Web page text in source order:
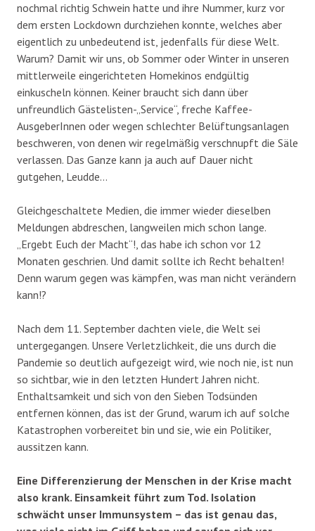
nochmal richtig Schwein hatte und ihre Nummer, kurz vor
dem ersten Lockdown durchziehen konnte, welches aber
eigentlich zu unbedeutend ist, jedenfalls für diese Welt.
Warum? Damit wir uns, ob Sommer oder Winter in unseren
mittlerweile eingerichteten Homekinos endgültig
einkuscheln können. Keiner braucht sich dann über
unfreundlich Gästelisten-„Service“, freche Kaffee-
AusgeberInnen oder wegen schlechter Belüftungsanlagen
beschweren, von denen wir regelmäßig verschnupft die Säle
verlassen. Das Ganze kann ja auch auf Dauer nicht
gutgehen, Leudde…
Gleichgeschaltete Medien, die immer wieder dieselben
Meldungen abdreschen, langweilen mich schon lange.
„Ergebt Euch der Macht“!, das habe ich schon vor 12
Monaten geschrien. Und damit sollte ich Recht behalten!
Denn warum gegen was kämpfen, was man nicht verändern
kann!?
Nach dem 11. September dachten viele, die Welt sei
untergegangen. Unsere Verletzlichkeit, die uns durch die
Pandemie so deutlich aufgezeigt wird, wie noch nie, ist nun
so sichtbar, wie in den letzten Hundert Jahren nicht.
Enthaltsamkeit und sich von den Sieben Todsünden
entfernen können, das ist der Grund, warum ich auf solche
Katastrophen vorbereitet bin und sie, wie ein Politiker,
aussitzen kann.
Eine Differenzierung der Menschen in der Krise macht
also krank. Einsamkeit führt zum Tod. Isolation
schwächt unser Immunsystem – das ist genau das,